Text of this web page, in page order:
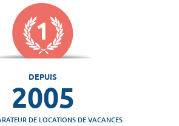
DEPUIS
2005
DE LOCATIONS DE VACANCES